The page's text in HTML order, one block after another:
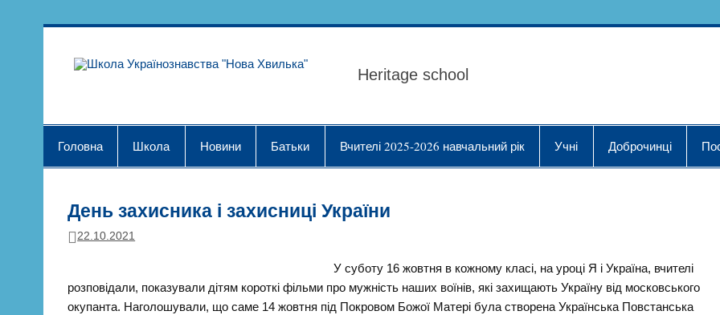
Школа Українознавства
Heritage school
Головна Школа Новини Батьки Вчителі 2025-2026 навчальний рік Учні Доброчинці
День захисника і захисниці України
22.10.2021
У суботу 16 жовтня в кожному класі, на уроці Я і Україна, вчителі
розповідали, показували дітям короткі фільми про мужність наших воїнів, які захищають Україну від московського
окупанта. Наголошували, що саме 14 жовтня під Покровом Божої Матері була створена Українська Повстанська